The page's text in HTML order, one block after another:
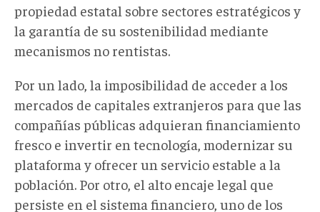
propiedad estatal sobre sectores estratégicos y
la garantía de su sostenibilidad mediante
mecanismos no rentistas.
Por un lado, la imposibilidad de acceder a los
mercados de capitales extranjeros para que las
compañías públicas adquieran financiamiento
fresco e invertir en tecnología, modernizar su
plataforma y ofrecer un servicio estable a la
población. Por otro, el alto encaje legal que
persiste en el sistema financiero, uno de los